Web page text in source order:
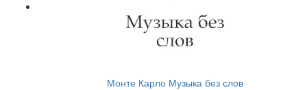
Монте Карло Музыка без слов